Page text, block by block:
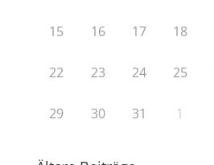
15 16 17 18
22 23 24 25
29 30 31 1